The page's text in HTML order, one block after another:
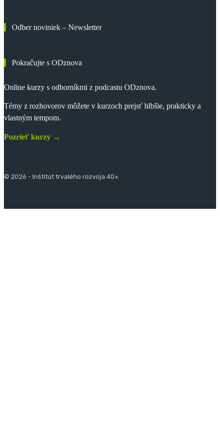
Odber noviniek – Newsletter
Pokračujte s ODznova
Online kurzy s odborníkmi z podcastu ODznova.
Témy z rozhovorov môžete v kurzoch prejsť hlbšie, prakticky a
vlastným tempom.
Pozrieť kurzy →
© 2026 - Inštitút trvalého rozvoja 40+